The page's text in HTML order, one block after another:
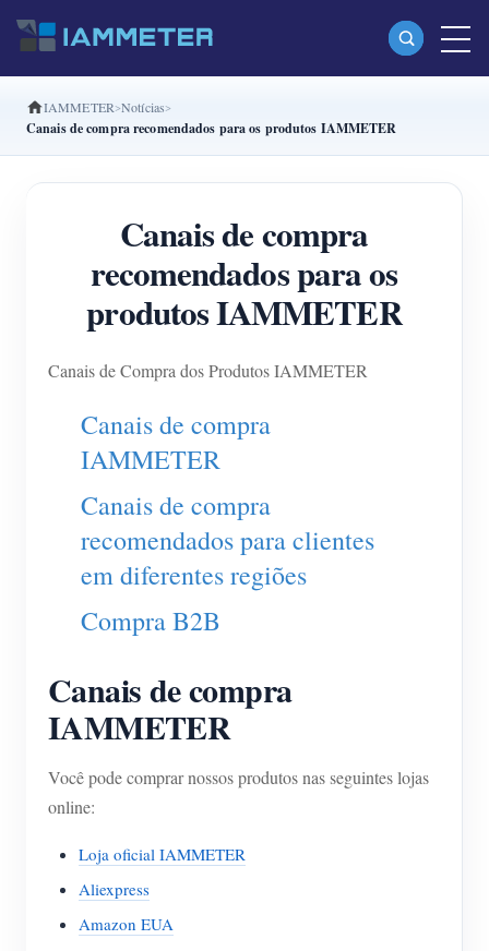
Produtos
Trifásico Medidor de energia Wi-Fi (WEM3080T)
Trifásico Medidor de energia Wi-Fi (WEM3046T)
Trifásico Medidor de energia Wi-Fi (WEM3050T)
Controlador de potência WiFi
IAMMETER Cloud Pro
Serviço de hospedagem própria
Carregador EV
IAMMETER Simulator
Medidor virtual
Sistema de previsão e simulação de energia
Monitor de energia do sistema solar fotovoltaico
Sistema de controle de aquecedor FV
Loja
Documento
Vídeo tutorial
FAQ
Programa de contribuidores
Centro de contribuidores
Atividades IAMMETER
Soluções
Contato
Sobre nós
IAMMETER Notícias
Canais de compra recomendados para os produtos IAMMETER
Canais de compra
recomendados para os
produtos IAMMETER
Canais de Compra dos Produtos IAMMETER
Canais de compra
IAMMETER
Canais de compra
recomendados para clientes
em diferentes regiões
Compra B2B
Canais de compra
IAMMETER
Você pode comprar nossos produtos nas seguintes lojas
online:
Loja oficial IAMMETER
Aliexpress
Amazon EUA